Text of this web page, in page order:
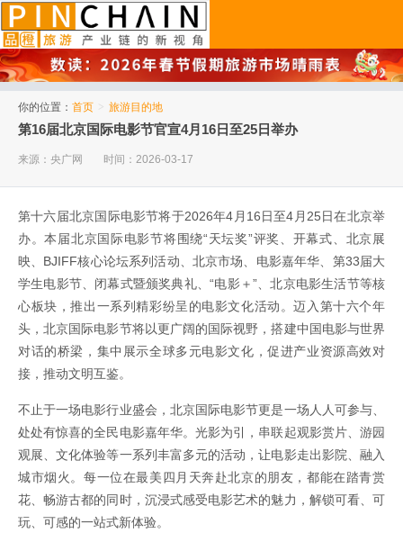
你的位置： 首页 > 旅游目的地
第16届北京国际电影节官宣4月16日至25日举办
来源：央广网 时间：2026-03-17
第十六届北京国际电影节将于2026年4月16日至4月25日在北京举
办。本届北京国际电影节将围绕“天坛奖”评奖、开幕式、北京展
映、BJIFF核心论坛系列活动、北京市场、电影嘉年华、第33届大
学生电影节、闭幕式暨颁奖典礼、“电影＋”、北京电影生活节等核
心板块，推出一系列精彩纷呈的电影文化活动。迈入第十六个年
头，北京国际电影节将以更广阔的国际视野，搭建中国电影与世界
对话的桥梁，集中展示全球多元电影文化，促进产业资源高效对
接，推动文明互鉴。
不止于一场电影行业盛会，北京国际电影节更是一场人人可参与、
处处有惊喜的全民电影嘉年华。光影为引，串联起观影赏片、游园
观展、文化体验等一系列丰富多元的活动，让电影走出影院、融入
城市烟火。每一位在最美四月天奔赴北京的朋友，都能在踏青赏
花、畅游古都的同时，沉浸式感受电影艺术的魅力，解锁可看、可
玩、可感的一站式新体验。